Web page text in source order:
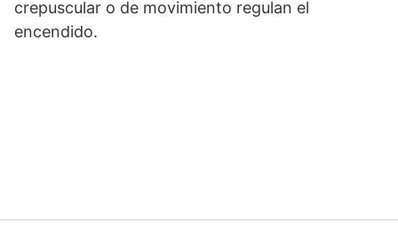
crepuscular o de movimiento regulan el
encendido.